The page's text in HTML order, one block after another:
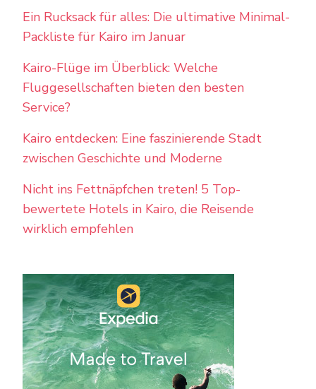
Ein Rucksack für alles: Die ultimative Minimal-
Packliste für Kairo im Januar
Kairo-Flüge im Überblick: Welche
Fluggesellschaften bieten den besten
Service?
Kairo entdecken: Eine faszinierende Stadt
zwischen Geschichte und Moderne
Nicht ins Fettnäpfchen treten! 5 Top-
bewertete Hotels in Kairo, die Reisende
wirklich empfehlen